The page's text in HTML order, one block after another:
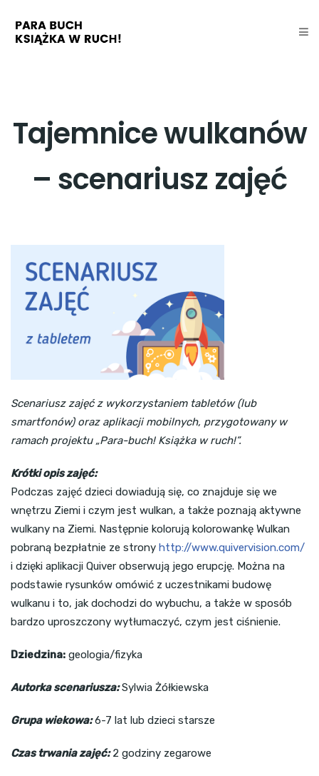
Tajemnice wulkanów
– scenariusz zajęć
Scenariusz zajęć z wykorzystaniem tabletów (lub
smartfonów) oraz aplikacji mobilnych, przygotowany w
ramach projektu „Para-buch! Książka w ruch!”.
Krótki opis zajęć:
Podczas zajęć dzieci dowiadują się, co znajduje się we
wnętrzu Ziemi i czym jest wulkan, a także poznają aktywne
wulkany na Ziemi. Następnie kolorują kolorowankę Wulkan
pobraną bezpłatnie ze strony http://www.quivervision.com/
i dzięki aplikacji Quiver obserwują jego erupcję. Można na
podstawie rysunków omówić z uczestnikami budowę
wulkanu i to, jak dochodzi do wybuchu, a także w sposób
bardzo uproszczony wytłumaczyć, czym jest ciśnienie.
Dziedzina: geologia/fizyka
Autorka scenariusza:Sylwia Żółkiewska
Grupa wiekowa:6-7 lat lub dzieci starsze
Czas trwania zajęć:2 godziny zegarowe